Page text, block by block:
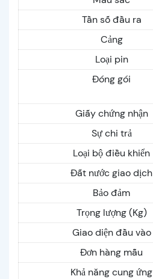
Tần số đầu ra
Cảng
Loại pin
Đóng gói
Giấy chứng nhận
Sự chi trả
Loại bộ điều khiển
Đất nước giao dịch
Bảo đảm
Trọng lượng (Kg)
Giao diện đầu vào
Đơn hàng mẫu
Khả năng cung ứng